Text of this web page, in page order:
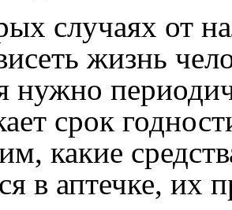
случаях от
жизнь
нужно
срок
какие
в аптечке, их